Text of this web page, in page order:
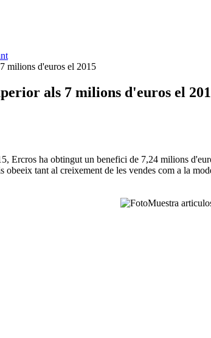
milions d'euros el 2015
als 7 milions d'euros el
Ercros ha obtingut un benefici de 7,24 milions
tant al creixement de les vendes com a la